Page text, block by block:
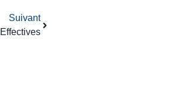
Suivant